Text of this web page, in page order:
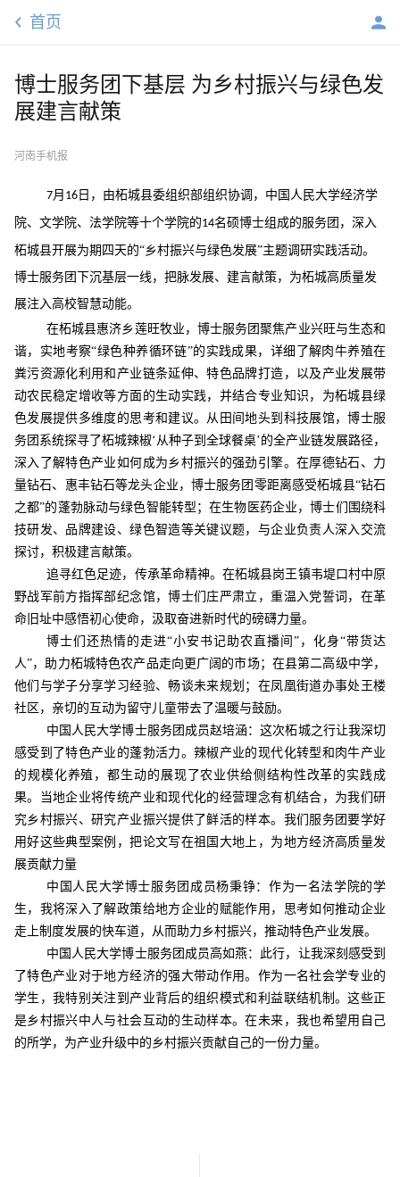
首页
博士服务团下基层 为乡村振兴与绿色发
展建言献策
河南手机报
7月 16 日，由柘城县委组织部组织协调，中国人民大学经济学
院、文学院、法学院等十个学院的14名硕博士组成的服务团，深入
柘城县开展为期四天的“乡村振兴与绿色发展”主题调研实践活动。
博士服务团下沉基层一线，把脉发展、建言献策，为柘城高质量发
展注入高校智慧动能。
在柘城县惠济乡莲旺牧业，博士服务团聚焦产业兴旺与生态和
谐，实地考察“绿色种养循环链”的实践成果，详细了解肉牛养殖在
粪污资源化利用和产业链条延伸、特色品牌打造，以及产业发展带
动农民稳定增收等方面的生动实践，并结合专业知识，为柘城县绿
色发展提供多维度的思考和建议。从田间地头到科技展馆，博士服
务团系统探寻了柘城辣椒‘从种子到全球餐桌’的全产业链发展路径，
深入了解特色产业如何成为乡村振兴的强劲引擎。在厚德钻石、力
量钻石、惠丰钻石等龙头企业，博士服务团零距离感受柘城县“钻石
之都”的蓬勃脉动与绿色智能转型；在生物医药企业，博士们围绕科
技研发、品牌建设、绿色智造等关键议题，与企业负责人深入交流
探讨，积极建言献策。
追寻红色足迹，传承革命精神。在柘城县岗王镇韦堤口村中原
野战军前方指挥部纪念馆，博士们庄严肃立，重温入党誓词，在革
命旧址中感悟初心使命，汲取奋进新时代的磅礴力量。
博士们还热情的走进“小安书记助农直播间”，化身“带货达
人”，助力柘城特色农产品走向更广阔的市场；在县第二高级中学，
他们与学子分享学习经验、畅谈未来规划；在凤凰街道办事处王楼
社区，亲切的互动为留守儿童带去了温暖与鼓励。
中国人民大学博士服务团成员赵培涵：这次柘城之行让我深切
感受到了特色产业的蓬勃活力。辣椒产业的现代化转型和肉牛产业
的规模化养殖，都生动的展现了农业供给侧结构性改革的实践成
果。当地企业将传统产业和现代化的经营理念有机结合，为我们研
究乡村振兴、研究产业振兴提供了鲜活的样本。我们服务团要学好
用好这些典型案例，把论文写在祖国大地上，为地方经济高质量发
展贡献力量
中国人民大学博士服务团成员杨秉铮：作为一名法学院的学
生，我将深入了解政策给地方企业的赋能作用，思考如何推动企业
走上制度发展的快车道，从而助力乡村振兴，推动特色产业发展。
中国人民大学博士服务团成员高如燕：此行，让我深刻感受到
了特色产业对于地方经济的强大带动作用。作为一名社会学专业的
学生，我特别关注到产业背后的组织模式和利益联结机制。这些正
是乡村振兴中人与社会互动的生动样本。在未来，我也希望用自己
的所学，为产业升级中的乡村振兴贡献自己的一份力量。